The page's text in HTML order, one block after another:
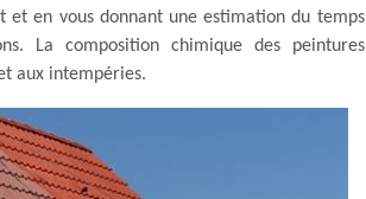
en vous donnant une estimation du temps
La composition chimique des peintures
aux intempéries.